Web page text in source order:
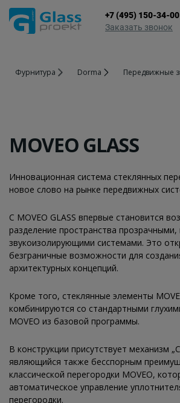
+7 (495) 150-34-00
Заказать звонок
Фурнитура Dorma Передвижные
MOVEO GLASS
Инновационная система стеклянных
новое слово на рынке передвижных
С MOVEO GLASS впервые становится
разделение пространства
звукоизолирующими системами. Это
безграничные возможности для
архитектурных концепций.
Кроме того, стеклянные элементы
комбинируются со стандартными
MOVEO из базовой программы.
В конструкции присутствует механизм
являющийся также бесспорным
классической перегородки MOVEO,
автоматическое управление
перегородки.